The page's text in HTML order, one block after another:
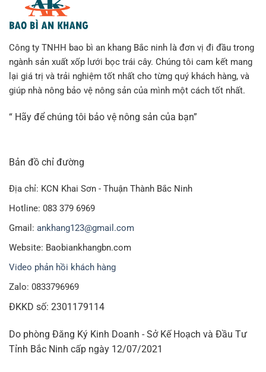
Công ty TNHH bao bì an khang Bắc ninh là đơn vị đi đầu trong
ngành sản xuất xốp lưới bọc trái cây. Chúng tôi cam kết mang
lại giá trị và trải nghiệm tốt nhất cho từng quý khách hàng, và
giúp nhà nông bảo vệ nông sản của mình một cách tốt nhất.
“ Hãy để chúng tôi bảo vệ nông sản của bạn”
Bản đồ chỉ đường
Địa chỉ: KCN Khai Sơn - Thuận Thành Bắc Ninh
Hotline: 083 379 6969
Gmail: ankhang123@gmail.com
Website: Baobiankhangbn.com
Video phản hồi khách hàng
Zalo: 0833796969
ĐKKD số: 2301179114
Do phòng Đăng Ký Kinh Doanh - Sở Kế Hoạch và Đầu Tư
Tỉnh Bắc Ninh cấp ngày 12/07/2021